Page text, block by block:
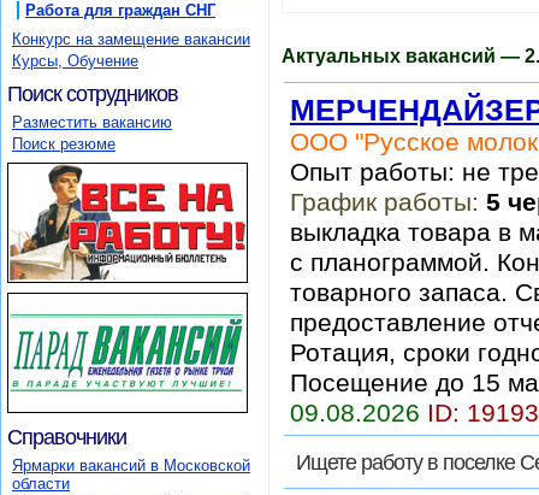
Работа для граждан СНГ
Конкурс на замещение вакансии
Курсы, Обучение
Поиск сотрудников
Разместить вакансию
Поиск резюме
Справочники
Ярмарки вакансий в Московской
области
Актуальных вакансий —
ООО "Русское
Опыт работы: не
График работы: 5
выкладка товара в
с планограммой.
товарного запаса.
предоставление
Ротация, сроки
Посещение до 15
09.08.2026 ID:
Ищете работу в поселке